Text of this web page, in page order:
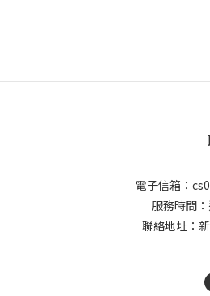
電子信箱：
服務時間
聯絡地址：